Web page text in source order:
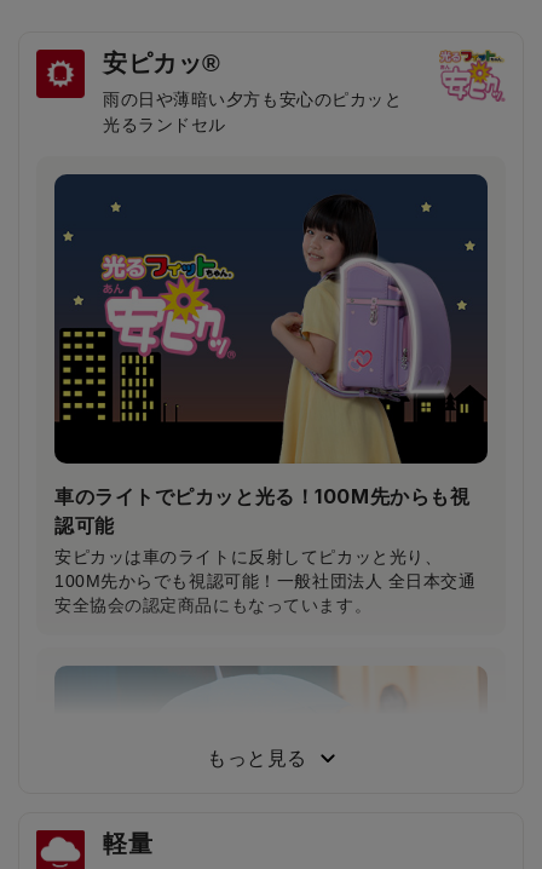
安ピカッ®
雨の日や薄暗い夕方も安心のピカッと
光るランドセル
車のライトでピカッと光る！100M先からも視
認可能
安ピカッは車のライトに反射してピカッと光り、
100M先からでも視認可能！一般社団法人 全日本交通
安全協会の認定商品にもなっています。
もっと見る
軽量